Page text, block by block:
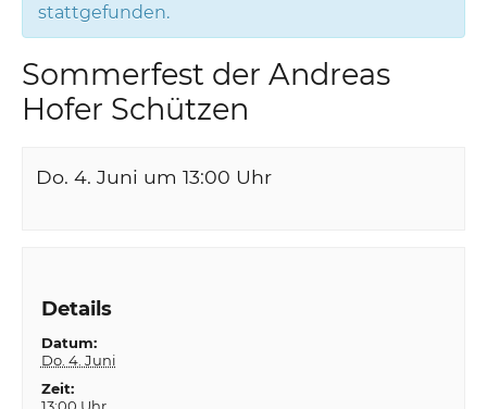
stattgefunden.
Sommerfest der Andreas
Hofer Schützen
Do. 4. Juni um 13:00 Uhr
Details
Datum:
Do. 4. Juni
Zeit: